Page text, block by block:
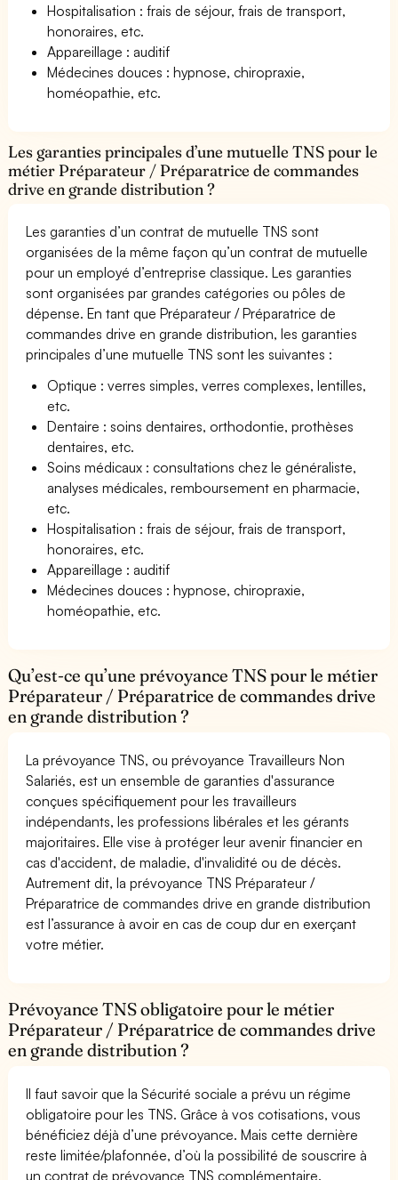
Hospitalisation : frais de séjour, frais de transport,
honoraires, etc.
Appareillage : auditif
Médecines douces : hypnose, chiropraxie,
homéopathie, etc.
Les garanties principales d’une mutuelle TNS pour le
métier Préparateur / Préparatrice de commandes
drive en grande distribution ?
Les garanties d’un contrat de mutuelle TNS sont
organisées de la même façon qu’un contrat de mutuelle
pour un employé d’entreprise classique. Les garanties
sont organisées par grandes catégories ou pôles de
dépense. En tant que Préparateur / Préparatrice de
commandes drive en grande distribution, les garanties
principales d’une mutuelle TNS sont les suivantes :
Optique : verres simples, verres complexes, lentilles,
etc.
Dentaire : soins dentaires, orthodontie, prothèses
dentaires, etc.
Soins médicaux : consultations chez le généraliste,
analyses médicales, remboursement en pharmacie,
etc.
Hospitalisation : frais de séjour, frais de transport,
honoraires, etc.
Appareillage : auditif
Médecines douces : hypnose, chiropraxie,
homéopathie, etc.
Qu’est-ce qu’une prévoyance TNS pour le métier
Préparateur / Préparatrice de commandes drive
en grande distribution ?
La prévoyance TNS, ou prévoyance Travailleurs Non
Salariés, est un ensemble de garanties d'assurance
conçues spécifiquement pour les travailleurs
indépendants, les professions libérales et les gérants
majoritaires. Elle vise à protéger leur avenir financier en
cas d'accident, de maladie, d'invalidité ou de décès.
Autrement dit, la prévoyance TNS Préparateur /
Préparatrice de commandes drive en grande distribution
est l’assurance à avoir en cas de coup dur en exerçant
votre métier.
Prévoyance TNS obligatoire pour le métier
Préparateur / Préparatrice de commandes drive
en grande distribution ?
Il faut savoir que la Sécurité sociale a prévu un régime
obligatoire pour les TNS. Grâce à vos cotisations, vous
bénéficiez déjà d’une prévoyance. Mais cette dernière
reste limitée/plafonnée, d’où la possibilité de souscrire à
un contrat de prévoyance TNS complémentaire.